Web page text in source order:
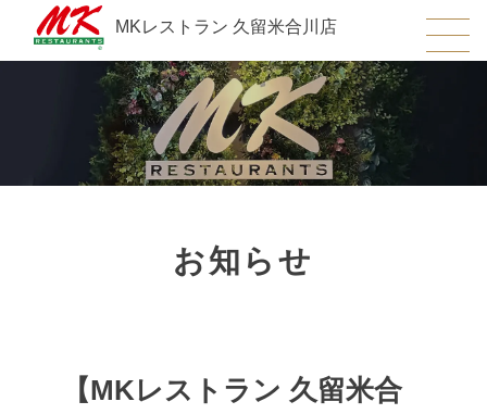
MKレストラン 久留米合川店
お知らせ
【MKレストラン 久留米合